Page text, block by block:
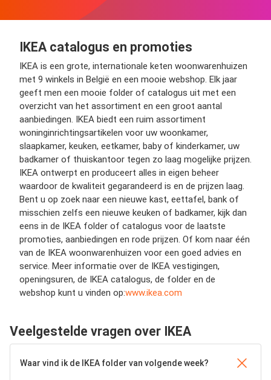
IKEA catalogus en promoties
IKEA is een grote, internationale keten woonwarenhuizen
met 9 winkels in België en een mooie webshop. Elk jaar
geeft men een mooie folder of catalogus uit met een
overzicht van het assortiment en een groot aantal
aanbiedingen. IKEA biedt een ruim assortiment
woninginrichtingsartikelen voor uw woonkamer,
slaapkamer, keuken, eetkamer, baby of kinderkamer, uw
badkamer of thuiskantoor tegen zo laag mogelijke prijzen.
IKEA ontwerpt en produceert alles in eigen beheer
waardoor de kwaliteit gegarandeerd is en de prijzen laag.
Bent u op zoek naar een nieuwe kast, eettafel, bank of
misschien zelfs een nieuwe keuken of badkamer, kijk dan
eens in de IKEA folder of catalogus voor de laatste
promoties, aanbiedingen en rode prijzen. Of kom naar één
van de IKEA woonwarenhuizen voor een goed advies en
service. Meer informatie over de IKEA vestigingen,
openingsuren, de IKEA catalogus, de folder en de
webshop kunt u vinden op:www.ikea.com
Veelgestelde vragen over IKEA
Waar vind ik de IKEA folder van volgende week?